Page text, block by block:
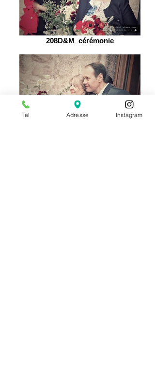
208D&M_cérémonie
Tel Adresse Instagram